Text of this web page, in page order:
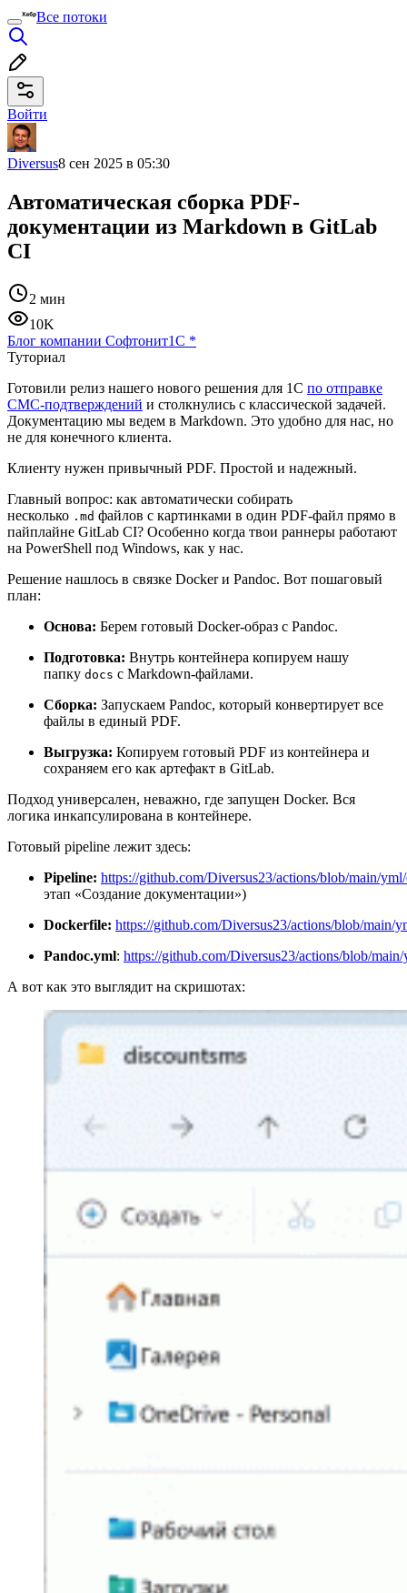
Все потоки
Войти
Diversus8 сен 2025 в 05:30
Автоматическая сборка PDF-
документации из Markdown в GitLab
CI
2 мин
10K
Блог компании Софтонит1С *
Туториал
Готовили релиз нашего нового решения для 1С по отправке
СМС-подтверждений и столкнулись с классической задачей.
Документацию мы ведем в Markdown. Это удобно для нас, но
не для конечного клиента.
Клиенту нужен привычный PDF. Простой и надежный.
Главный вопрос: как автоматически собирать
несколько .md файлов с картинками в один PDF-файл прямо в
пайплайне GitLab CI? Особенно когда твои раннеры работают
на PowerShell под Windows, как у нас.
Решение нашлось в связке Docker и Pandoc. Вот пошаговый
план:
Основа: Берем готовый Docker-образ с Pandoc.
Подготовка: Внутрь контейнера копируем нашу
папку docs с Markdown-файлами.
Сборка: Запускаем Pandoc, который конвертирует все
файлы в единый PDF.
Выгрузка: Копируем готовый PDF из контейнера и
сохраняем его как артефакт в GitLab.
Подход универсален, неважно, где запущен Docker. Вся
логика инкапсулирована в контейнере.
Готовый pipeline лежит здесь:
Pipeline: https://github.com/Diversus23/actions/blob/main/
этап «Создание документации»)
Dockerfile: https://github.com/Diversus23/actions/blob/main/
Pandoc.yml: https://github.com/Diversus23/actions/blob/
А вот как это выглядит на скришотах: